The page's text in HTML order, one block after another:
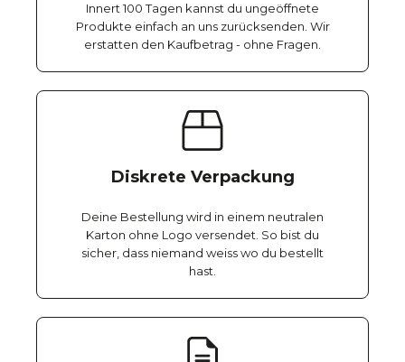
Innert 100 Tagen kannst du ungeöffnete
Produkte einfach an uns zurücksenden. Wir
erstatten den Kaufbetrag - ohne Fragen.
Diskrete Verpackung
Deine Bestellung wird in einem neutralen
Karton ohne Logo versendet. So bist du
sicher, dass niemand weiss wo du bestellt
hast.